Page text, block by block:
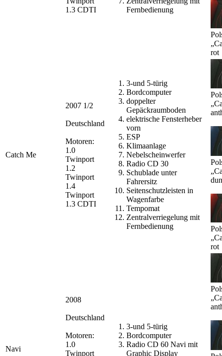
1.3 CDTI
Fernbedienung
rot
Catch Me
2007 1/2
Deutschland
Motoren:
1.0
Twinport
1.2
Twinport
1.4
Twinport
1.3 CDTI
3-und 5-türig
Bordcomputer
doppelter
Gepäckraumboden
elektrische Fensterheber
vorn
ESP
Klimaanlage
Nebelscheinwerfer
Radio CD 30
Schublade unter
Fahrersitz
Seitenschutzleisten in
Wagenfarbe
Tempomat
Zentralverriegelung mit
Fernbedienung
rot
Navi
2008
Deutschland
Motoren:
1.0
Twinport
3-und 5-türig
Bordcomputer
Radio CD 60 Navi mit
Graphic Display